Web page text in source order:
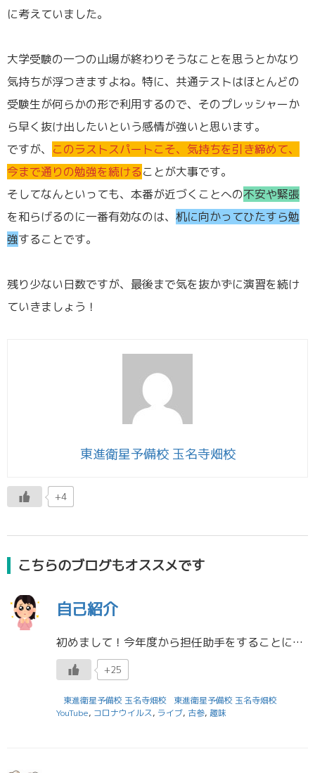
に考えていました。
大学受験の一つの山場が終わりそうなことを思うとかなり
気持ちが浮つきますよね。特に、共通テストはほとんどの
受験生が何らかの形で利用するので、そのプレッシャーか
ら早く抜け出したいという感情が強いと思います。
ですが、 このラストスパートこそ、気持ちを引き締めて、
今まで通りの勉強を続けることが大事です。
そしてなんといっても、本番が近づくことへの不安や緊張
を和らげるのに一番有効なのは、 机に向かってひたすら勉
強することです。
残り少ない日数ですが、最後まで気を抜かずに演習を続け
ていきましょう！
東進衛星予備校 玉名寺畑校
+4
こちらのブログもオススメです
自己紹介
初めまして！今年度から担任助手をすることになった大学１年生の前田です。九州ルーテル学院大学人文学部キャリアイングリッシュ専攻に通っています。４月は大学に毎日通っていましたが、今はコロナウイルスの影響で授業は全部リモートに […]
+25
東進衛星予備校 玉名寺畑校
東進衛星予備校 玉名寺畑校
YouTube, コロナウイルス, ライブ, 古参, 趣味